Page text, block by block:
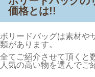
価格とは!!
ボリードバッグは素材や
類があります。
全てご紹介させて頂くと
人気の高い物を選んでご